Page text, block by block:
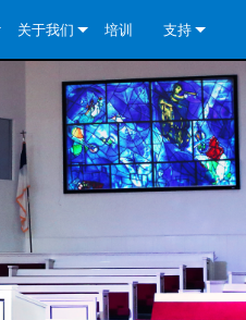
关于我们
公司简介
质量保证
专利技术
世界各地的皇冠功放
培训 支持
联系我们
全天候帮助中
顾问门户
资料下载
保修